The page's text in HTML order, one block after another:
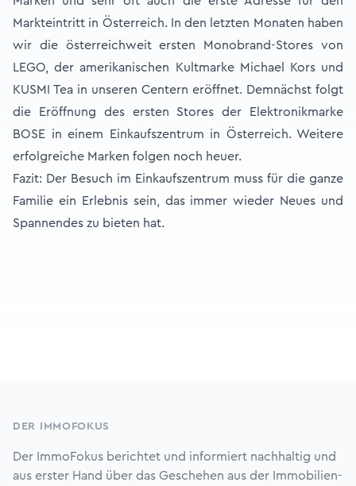
Markteintritt in Österreich. In den letzten Monaten haben
wir die österreichweit ersten Monobrand-Stores von
LEGO, der amerikanischen Kultmarke Michael Kors und
KUSMI Tea in unseren Centern eröffnet. Demnächst folgt
die Eröffnung des ersten Stores der Elektronikmarke
BOSE in einem Einkaufszentrum in Österreich. Weitere
erfolgreiche Marken folgen noch heuer.
Fazit: Der Besuch im Einkaufszentrum muss für die ganze
Familie ein Erlebnis sein, das immer wieder Neues und
Spannendes zu bieten hat.
DER IMMOFOKUS
Der ImmoFokus berichtet und informiert nachhaltig und
aus erster Hand über das Geschehen aus der Immobilien-